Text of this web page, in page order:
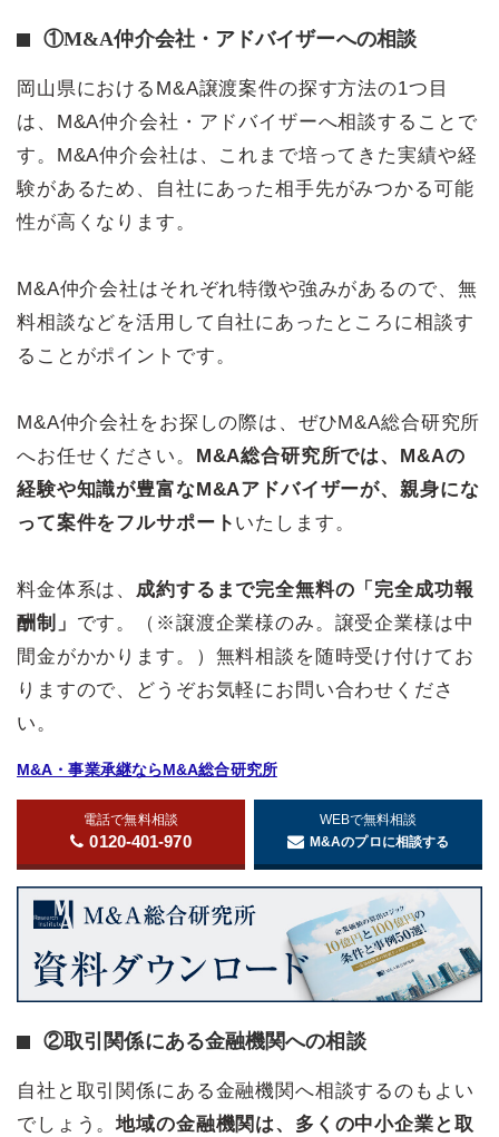
①M&A仲介会社・アドバイザーへの相談
岡山県におけるM&A譲渡案件の探す方法の1つ目
は、M&A仲介会社・アドバイザーへ相談することで
す。M&A仲介会社は、これまで培ってきた実績や経
験があるため、自社にあった相手先がみつかる可能
性が高くなります。
M&A仲介会社はそれぞれ特徴や強みがあるので、無
料相談などを活用して自社にあったところに相談す
ることがポイントです。
M&A仲介会社をお探しの際は、ぜひM&A総合研究所
へお任せください。 M&A総合研究所では、M&Aの
経験や知識が豊富なM&Aアドバイザーが、親身にな
って案件をフルサポート いたします。
料金体系は、 成約するまで完全無料の「完全成功報
酬制」 です。（※譲渡企業様のみ。譲受企業様は中
間金がかかります。）無料相談を随時受け付けてお
りますので、どうぞお気軽にお問い合わせくださ
い。
M&A・事業承継ならM&A総合研究所
電話で無料相談
0120-401-970
WEBで無料相談
M&Aのプロに相談する
②取引関係にある金融機関への相談
自社と取引関係にある金融機関へ相談するのもよい
でしょう。地域の金融機関は、多くの中小企業と取